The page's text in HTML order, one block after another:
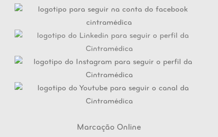
Marcação Online